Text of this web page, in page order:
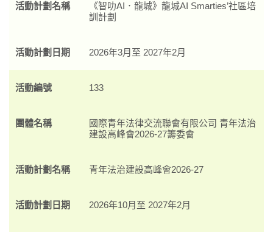
活動計劃名稱
《智叻AI．龍城》龍城AI Smarties’社區培
訓計劃
活動計劃日期 2026年3月至 2027年2月
活動編號 133
團體名稱
國際青年法律交流聯會有限公司 青年法治
建設高峰會2026-27籌委會
活動計劃名稱 青年法治建設高峰會2026-27
活動計劃日期 2026年10月至 2027年2月